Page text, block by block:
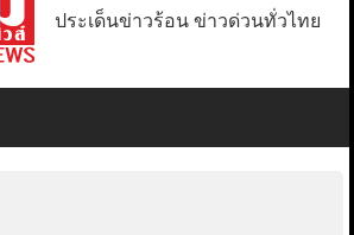
ประเด็นข่าวร้อน ข่าวด่วนทั่วไทย